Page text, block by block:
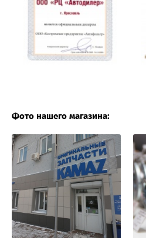
Фото нашего магазина: